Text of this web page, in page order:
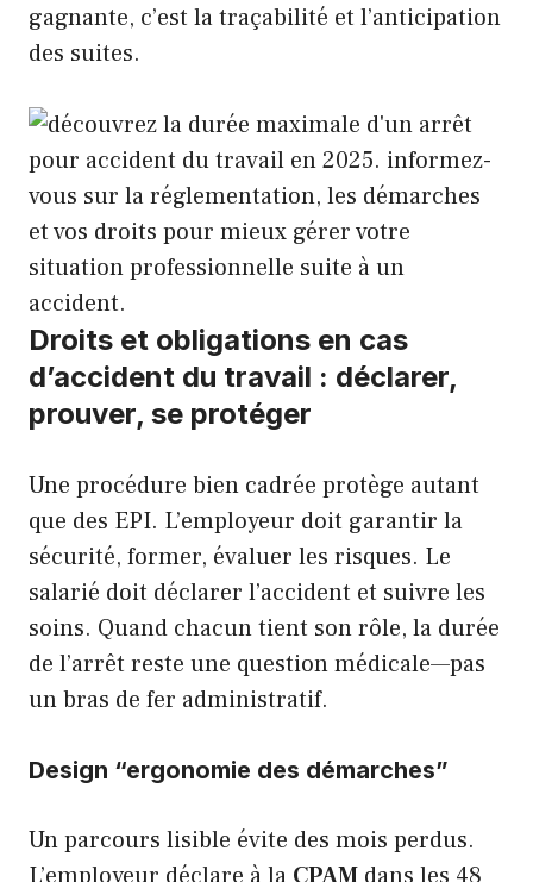
gagnante, c’est la traçabilité et l’anticipation
des suites.
Droits et obligations en cas
d’accident du travail : déclarer,
prouver, se protéger
Une procédure bien cadrée protège autant
que des EPI. L’employeur doit garantir la
sécurité, former, évaluer les risques. Le
salarié doit déclarer l’accident et suivre les
soins. Quand chacun tient son rôle, la durée
de l’arrêt reste une question médicale—pas
un bras de fer administratif.
Design “ergonomie des démarches”
Un parcours lisible évite des mois perdus.
L’employeur déclare à la CPAM dans les 48